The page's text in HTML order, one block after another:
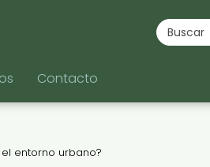
Contacto
entorno urbano?